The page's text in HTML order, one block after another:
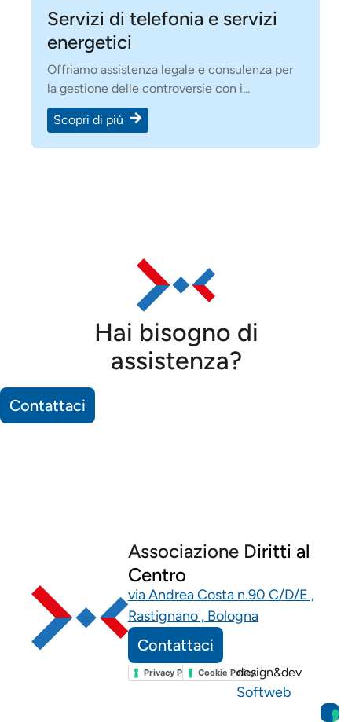
Servizi di telefonia e servizi
energetici
Offriamo assistenza legale e consulenza per
la gestione delle controversie con i...
Scopri di più
Hai bisogno di
assistenza?
Contattaci
Associazione Diritti al
Centro
via Andrea Costa n.90 C/D/E ,
Rastignano , Bologna
Contattaci
Privacy PolicyCookie Policydesign&dev
Softweb